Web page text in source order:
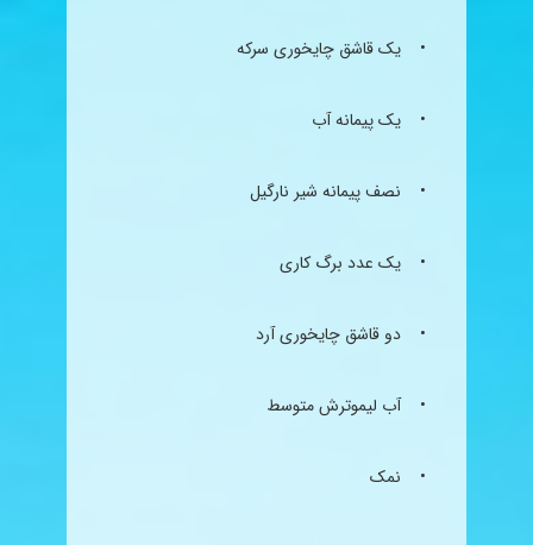
• یک قاشق چایخوری سرکه
• یک پیمانه آب
• نصف پیمانه شیر نارگیل
• یک عدد برگ کاری
• دو قاشق چایخوری آرد
• آب لیموترش متوسط
• نمک